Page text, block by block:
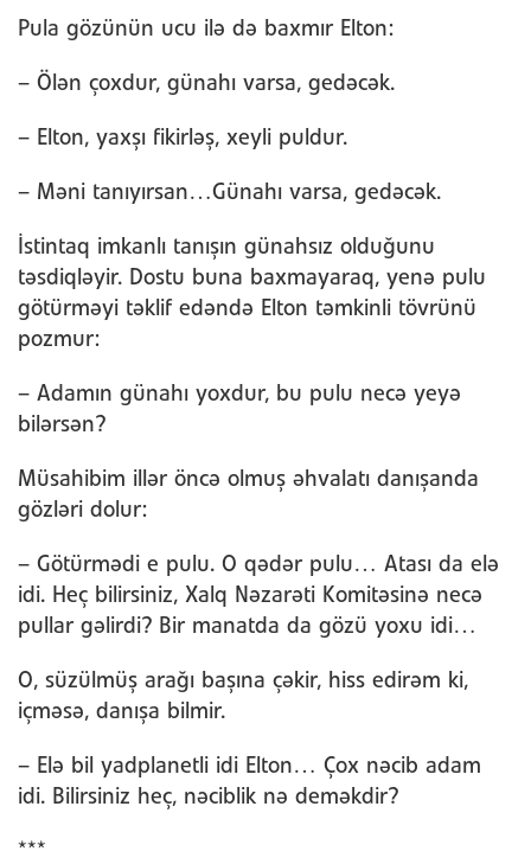
Pula gözünün ucu ilə də baxmır Elton:
– Ölən çoxdur, günahı varsa, gedəcək.
– Elton, yaxşı fikirləş, xeyli puldur.
– Məni tanıyırsan…Günahı varsa, gedəcək.
İstintaq imkanlı tanışın günahsız olduğunu
təsdiqləyir. Dostu buna baxmayaraq, yenə pulu
götürməyi təklif edəndə Elton təmkinli tövrünü
pozmur:
– Adamın günahı yoxdur, bu pulu necə yeyə
bilərsən?
Müsahibim illər öncə olmuş əhvalatı danışanda
gözləri dolur:
– Götürmədi e pulu. O qədər pulu… Atası da elə
idi. Heç bilirsiniz, Xalq Nəzarəti Komitəsinə necə
pullar gəlirdi? Bir manatda da gözü yoxu idi…
O, süzülmüş arağı başına çəkir, hiss edirəm ki,
içməsə, danışa bilmir.
– Elə bil yadplanetli idi Elton… Çox nəcib adam
idi. Bilirsiniz heç, nəciblik nə deməkdir?
***